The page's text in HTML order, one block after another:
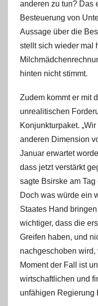
anderen zu tun? Das
Besteuerung von
Aussage über die
stellt sich wieder mal
hinten nicht stimmt.
Zudem kommt er mit
unrealitischen
Konjunkturpaket.
anderen Dimension
Januar erwartet
dass jetzt verstärkt
sagte Bsirske am
Doch was würde ein
Staates Hand
wichtiger, dass die
Greifen haben, und
nachgeschoben
Moment der Fall ist
wirtschaftlichen und
unfähigen Regierung